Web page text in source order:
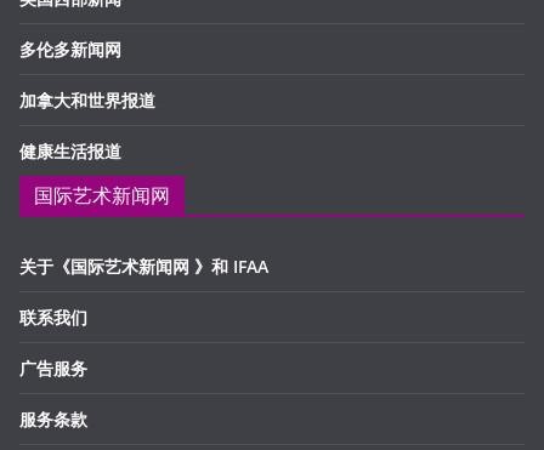
多伦多新闻网
加拿大和世界报道
健康生活报道
国际艺术新闻网
关于《国际艺术新闻网 》和 IFAA
联系我们
广告服务
服务条款